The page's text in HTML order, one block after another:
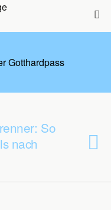
Gotthardpass
So
nach